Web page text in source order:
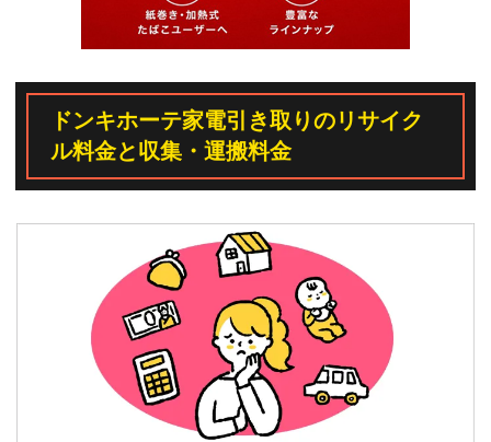
ドンキホーテ家電引き取りのリサイク
ル料金と収集・運搬料金